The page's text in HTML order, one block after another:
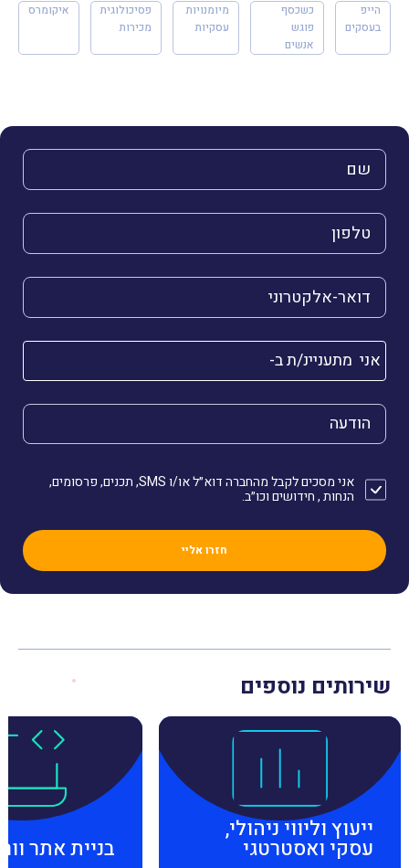
הייפ
בעסקים
כשכסף
פוגש
אנשים
מיומנויות
עסקיות
פסיכולוגית
מכירות
איקומרס
השם שלך (חובה)
הטלפון שלך (חובה)
הדואר האלקטרוני שלך (חובה)
אני מתעניינ/ת ב-
הודעה
אני מסכים לקבל מהחברה דוא״ל או/ו SMS, תכנים, פרסומים,
הנחות , חידושים וכו״ב.
שירותים נוספים
ייעוץ וליווי ניהולי,
עסקי ואסטרטגי
בניית אתר